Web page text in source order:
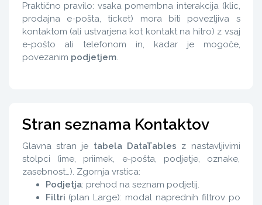
Praktično pravilo: vsaka pomembna interakcija (klic,
prodajna e-pošta, ticket) mora biti povezljiva s
kontaktom (ali ustvarjena kot kontakt na hitro) z vsaj
e-pošto ali telefonom in, kadar je mogoče,
povezanim podjetjem.
Stran seznama Kontaktov
Glavna stran je tabela DataTables z nastavljivimi
stolpci (ime, priimek, e-pošta, podjetje, oznake,
zasebnost…). Zgornja vrstica:
Podjetja: prehod na seznam podjetij.
Filtri (plan Large): modal naprednih filtrov po